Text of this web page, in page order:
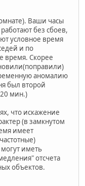
Ваши часы
без сбоев,
условное время
и по
время. Скорее
аномалию
был второй
мин.)
что искажение
(в замкнутом
имеет
иметь
отсчета
объектов.